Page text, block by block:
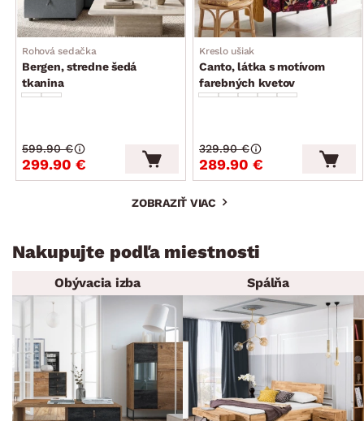
Rohová sedačka
Bergen, stredne šedá
tkanina
299.90 €
599.90 €
Kreslo ušiak
Canto, látka s motívom
farebných kvetov
289.90 €
329.90 €
ZOBRAZIŤ VIAC
Nakupujte podľa miestnosti
Obývacia izba Spálňa